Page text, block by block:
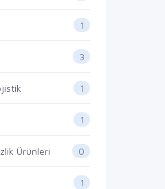
1
3
1
1
Ürünleri 0
1